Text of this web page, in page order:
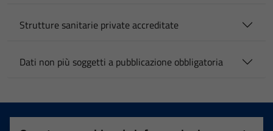
Strutture sanitarie private accreditate
Dati non più soggetti a pubblicazione obbligatoria